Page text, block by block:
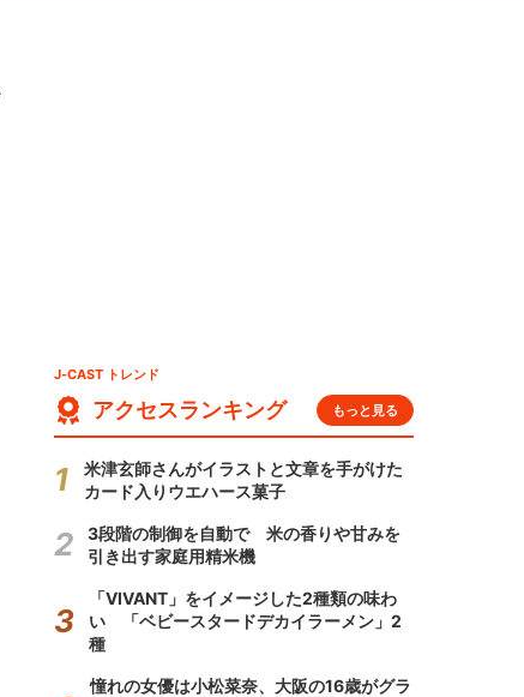
J-CAST トレンド
アクセスランキング もっと見る
米津玄師さんがイラストと文章を手がけた
カード入りウエハース菓子
3段階の制御を自動で 米の香りや甘みを
引き出す家庭用精米機
「VIVANT」をイメージした2種類の味わ
い 「ベビースタードデカイラーメン」2
種
憧れの女優は小松菜奈、大阪の16歳がグラ